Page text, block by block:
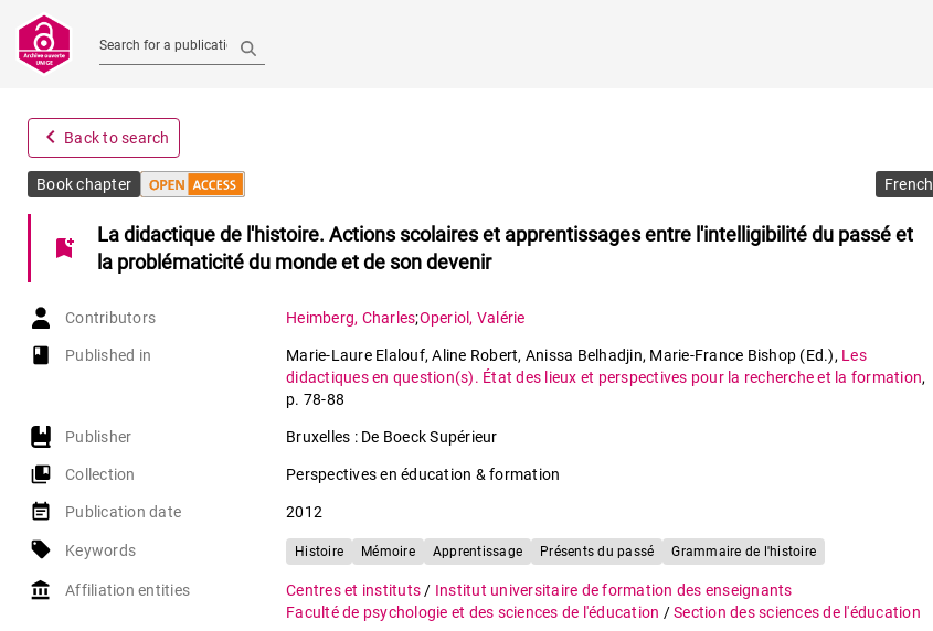
Search for a publication
navigate_before Back to search
Book chapter French
bookmark_add
La didactique de l'histoire. Actions scolaires et apprentissages entre l'intelligibilité du passé et
la problématicité du monde et de son devenir
Contributors Heimberg, Charles;Operiol , Valérie
book-open
Published in Marie-Laure Elalouf, Aline Robert, Anissa Belhadjin, Marie-France Bishop (Ed.), Les
didactiques en question(s). État des lieux et perspectives pour la recherche et la formation,
p. 78-88
Publisher Bruxelles : De Boeck Supérieur
collections_bookmark Collection Perspectives en éducation & formation
event_note Publication date 2012
local_offer Keywords Histoire Mémoire Apprentissage Présents du passé Grammaire de l'histoire
account_balance Affiliation entities Centres et instituts / Institut universitaire de formation des enseignants
Faculté de psychologie et des sciences de l'éducation /Section des sciences de l'éducation